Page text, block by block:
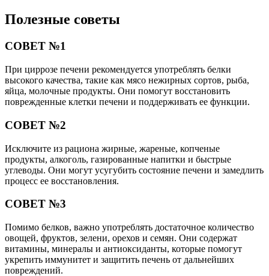
Полезные советы
СОВЕТ №1
При циррозе печени рекомендуется употреблять белки
высокого качества, такие как мясо нежирных сортов, рыба,
яйца, молочные продукты. Они помогут восстановить
поврежденные клетки печени и поддерживать ее функции.
СОВЕТ №2
Исключите из рациона жирные, жареные, копченые
продукты, алкоголь, газированные напитки и быстрые
углеводы. Они могут усугубить состояние печени и замедлить
процесс ее восстановления.
СОВЕТ №3
Помимо белков, важно употреблять достаточное количество
овощей, фруктов, зелени, орехов и семян. Они содержат
витамины, минералы и антиоксиданты, которые помогут
укрепить иммунитет и защитить печень от дальнейших
повреждений.